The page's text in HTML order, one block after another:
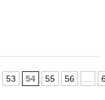
53 54 55 56